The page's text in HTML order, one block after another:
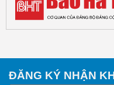
ĐĂNG KÝ NHẬN